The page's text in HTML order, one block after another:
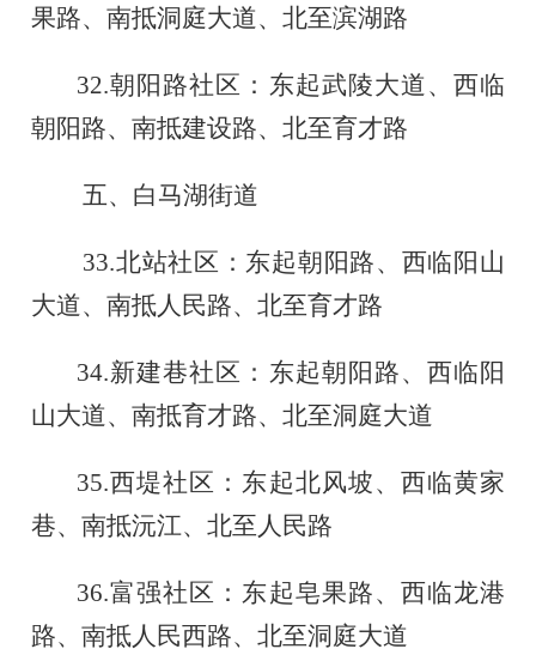
果路、南抵洞庭大道、北至滨湖路
32.朝阳路社区：东起武陵大道、西临
朝阳路、南抵建设路、北至育才路
五、白马湖街道
33.北站社区：东起朝阳路、西临阳山
大道、南抵人民路、北至育才路
34.新建巷社区：东起朝阳路、西临阳
山大道、南抵育才路、北至洞庭大道
35.西堤社区：东起北风坡、西临黄家
巷、南抵沅江、北至人民路
36.富强社区：东起皂果路、西临龙港
路、南抵人民西路、北至洞庭大道